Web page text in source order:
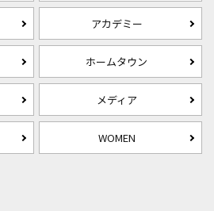
アカデミー
ホームタウン
メディア
WOMEN